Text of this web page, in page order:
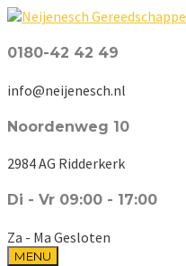
0180-42 42 49
info@neijenesch.nl
Noordenweg 10
2984 AG Ridderkerk
Di - Vr 09:00 - 17:00
Za - Ma Gesloten
MENU